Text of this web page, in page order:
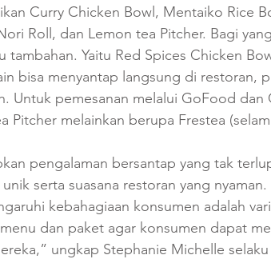
Curry Chicken Bowl, Mentaiko Rice
Roll, dan Lemon tea Pitcher. Bagi
tambahan. Yaitu Red Spices Chicken
bisa menyantap langsung di restoran,
Untuk pemesanan melalui GoFood
Pitcher melainkan berupa Frestea
pengalaman bersantap yang tak
serta suasana restoran yang
kebahagiaan konsumen adalah
dan paket agar konsumen dapat
ungkap Stephanie Michelle